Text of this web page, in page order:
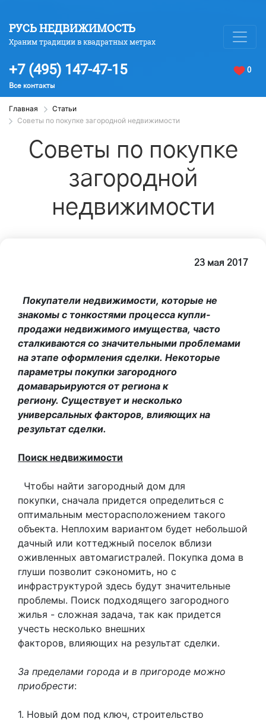
РУСЬ НЕДВИЖИМОСТЬ
Храним традиции в квадратных метрах
+7 (495) 147-47-15
Все контакты
0
Главная
Статьи
Советы по покупке загородной недвижимости
Советы по покупке
загородной
недвижимости
23 мая 2017
Покупатели недвижимости, которые не
знакомы с тонкостями процесса купли-
продажи недвижимого имущества, часто
сталкиваются со значительными проблемами
на этапе оформления сделки. Некоторые
параметры покупки загородного
домаварьируются от региона к
региону. Существует и несколько
универсальных факторов, влияющих на
результат сделки.
Поиск недвижимости
Чтобы найти загородный дом для
покупки, сначала придется определиться с
оптимальным месторасположением такого
объекта. Неплохим вариантом будет небольшой
дачный или коттеджный поселок вблизи
оживленных автомагистралей. Покупка дома в
глуши позволит сэкономить, но с
инфраструктурой здесь будут значительные
проблемы. Поиск подходящего загородного
жилья - сложная задача, так как придется
учесть несколько внешних
факторов, влияющих на результат сделки.
За пределами города и в пригороде можно
приобрести:
1. Новый дом под ключ, строительство